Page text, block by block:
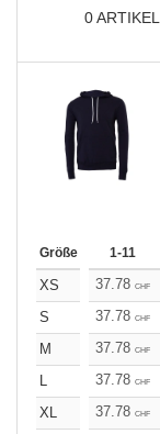
0ARTIKEL
Größe 1-11
XS 37.78 CHF
S
37.78 CHF
M
37.78 CHF
L
37.78 CHF
XL
37.78 CHF